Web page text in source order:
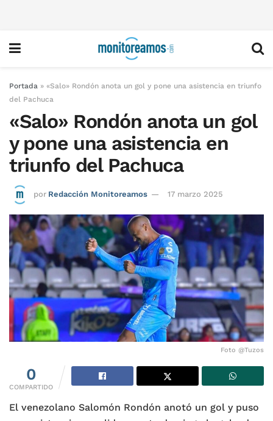
Portada » «Salo» Rondón anota un gol y pone una asistencia en triunfo
del Pachuca
«Salo» Rondón anota un gol
y pone una asistencia en
triunfo del Pachuca
por Redacción Monitoreamos 17 marzo 2025
Foto @Tuzos
0
COMPARTIDO
El venezolano Salomón Rondón anotó un gol y puso